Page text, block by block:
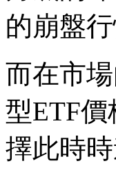
的崩盤
而在市
型ETF
擇此時